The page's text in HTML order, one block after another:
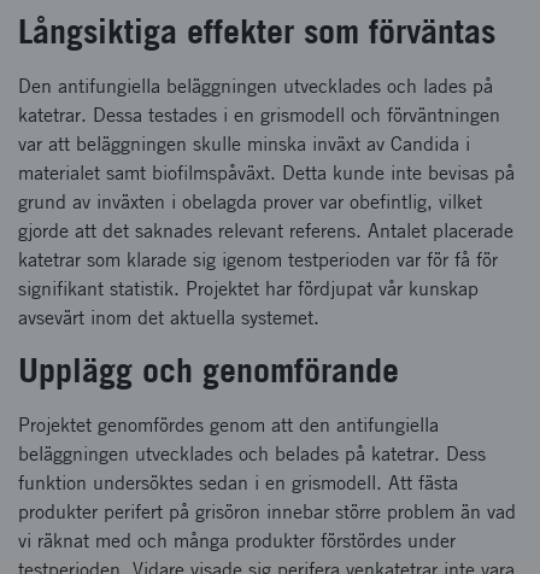
Långsiktiga effekter som förväntas
Den antifungiella beläggningen utvecklades och lades på
katetrar. Dessa testades i en grismodell och förväntningen
var att beläggningen skulle minska inväxt av Candida i
materialet samt biofilmspåväxt. Detta kunde inte bevisas på
grund av inväxten i obelagda prover var obefintlig, vilket
gjorde att det saknades relevant referens. Antalet placerade
katetrar som klarade sig igenom testperioden var för få för
signifikant statistik. Projektet har fördjupat vår kunskap
avsevärt inom det aktuella systemet.
Upplägg och genomförande
Projektet genomfördes genom att den antifungiella
beläggningen utvecklades och belades på katetrar. Dess
funktion undersöktes sedan i en grismodell. Att fästa
produkter perifert på grisöron innebar större problem än vad
vi räknat med och många produkter förstördes under